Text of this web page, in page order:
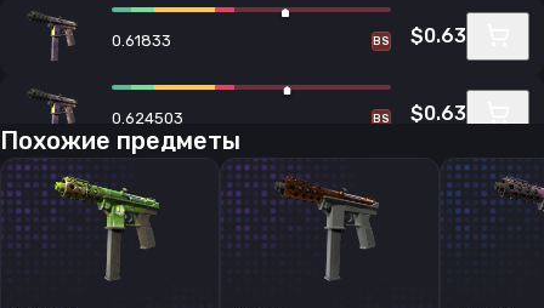
0.61833 BS $0.63
0.624503 BS $0.63
0.54708 BS $0.63
0.632937
Похожие предметы